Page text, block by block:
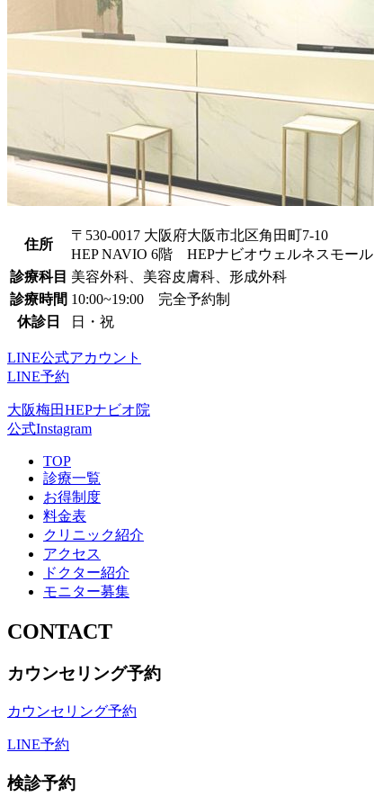
住所
〒530-0017 大阪府大阪市北区角田町7-10
HEP NAVIO 6階 HEPナビオウェルネスモール
診療科目 美容外科、美容皮膚科、形成外科
診療時間 10:00~19:00 完全予約制
休診日
日・祝
LINE公式アカウント
LINE予約
大阪梅田HEPナビオ院
公式Instagram
TOP
診療一覧
お得制度
料金表
クリニック紹介
アクセス
ドクター紹介
モニター募集
CONTACT
カウンセリング予約
カウンセリング予約
LINE予約
検診予約